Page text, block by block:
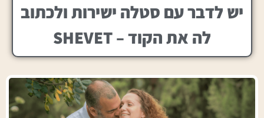
יש לדבר עם סטלה ישירות ולכתוב
לה את הקוד – SHEVET